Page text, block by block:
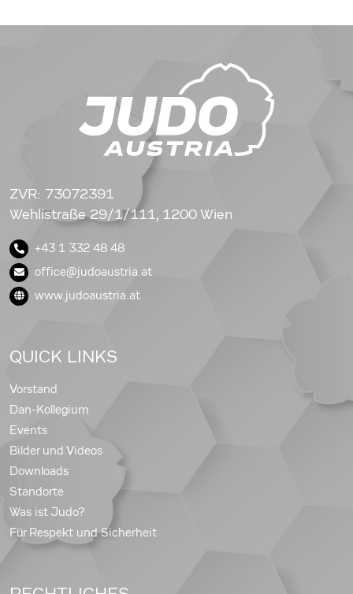
ZVR: 73072391
Wehlistraße 29/1/111, 1200 Wien
+43 1 332 48 48
office@judoaustria.at
www.judoaustria.at
QUICK LINKS
Vorstand
Dan-Kollegium
Events
Bilder und Videos
Downloads
Standorte
Was ist Judo?
Für Respekt und Sicherheit